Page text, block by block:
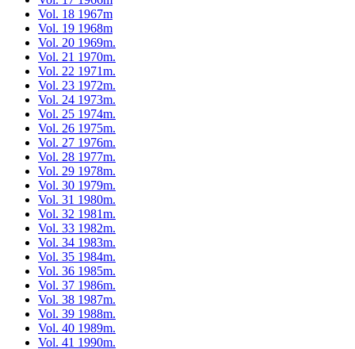
Vol. 18 1967m
Vol. 19 1968m
Vol. 20 1969m.
Vol. 21 1970m.
Vol. 22 1971m.
Vol. 23 1972m.
Vol. 24 1973m.
Vol. 25 1974m.
Vol. 26 1975m.
Vol. 27 1976m.
Vol. 28 1977m.
Vol. 29 1978m.
Vol. 30 1979m.
Vol. 31 1980m.
Vol. 32 1981m.
Vol. 33 1982m.
Vol. 34 1983m.
Vol. 35 1984m.
Vol. 36 1985m.
Vol. 37 1986m.
Vol. 38 1987m.
Vol. 39 1988m.
Vol. 40 1989m.
Vol. 41 1990m.